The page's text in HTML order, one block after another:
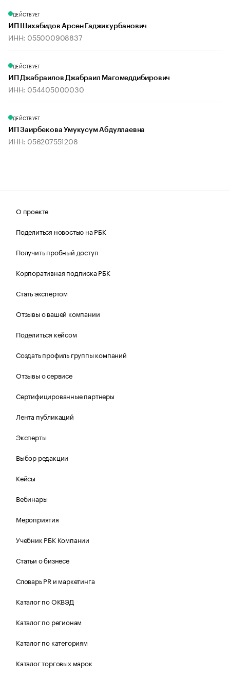
ДЕЙСТВУЕТ
ИП Шихабидов Арсен Гаджикурбанович
ИНН: 055000908837
ДЕЙСТВУЕТ
ИП Джабраилов Джабраил Магомеддибирович
ИНН: 054405000030
ДЕЙСТВУЕТ
ИП Заирбекова Умукусум Абдуллаевна
ИНН: 056207551208
О проекте
Поделиться новостью на РБК
Получить пробный доступ
Корпоративная подписка РБК
Стать экспертом
Отзывы о вашей компании
Поделиться кейсом
Создать профиль группы компаний
Отзывы о сервисе
Сертифицированные партнеры
Лента публикаций
Эксперты
Выбор редакции
Кейсы
Вебинары
Мероприятия
Учебник РБК Компании
Статьи о бизнесе
Словарь PR и маркетинга
Каталог по ОКВЭД
Каталог по регионам
Каталог по категориям
Каталог торговых марок